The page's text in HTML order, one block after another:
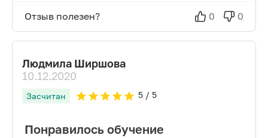
Отзыв полезен? 0 0
Людмила Ширшова
10.12.2020
Засчитан 5/ 5
Понравилось обучение